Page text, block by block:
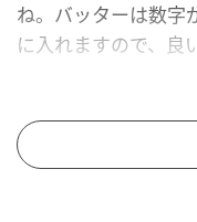
ね。バッターは数字
に入れますので、良